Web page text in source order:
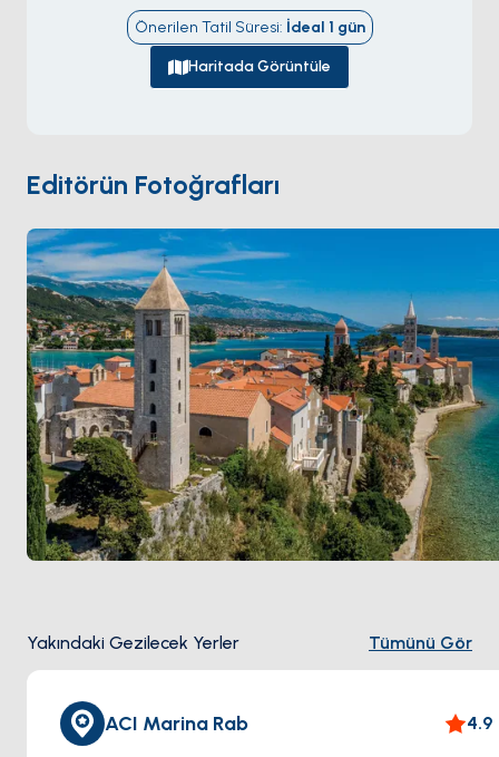
yarımadasındakiRajska plaža(\"kumlu plaj\"): sığ bir
körfezde 1,5 kilometrelik ince kum hilali. Güneybatı
kıyısındaki ortaçağdan kalmaRab Kasabası
kayalık bir yarımadaya tırmanıyor; denizden görünür
çevrili ve 12. yüzyıldan kalma Aziz Büyük Meryem
Katedrali'ni barındırıyor. Rab uluslararası olarak ilk
resmi çıplaklar plajını verdiği için tanınıyor (Kandarola,
1936 — Kral VIII. Edward'a). RabKrk
Mali Lošinj'den 3 saat. SezonNisan ile Ekim
açık.
Önerilen Tatil Süresi: İdeal 1 gün
Haritada Görüntüle
Editörün Fotoğrafları
Yakındaki Gezilecek Yerler Tümünü Gör
ACI Marina Rab 4.9